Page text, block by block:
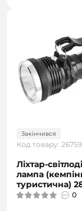
Закінчився
Код товару: 26759
Ліхтар-
лампа
туристична)
0